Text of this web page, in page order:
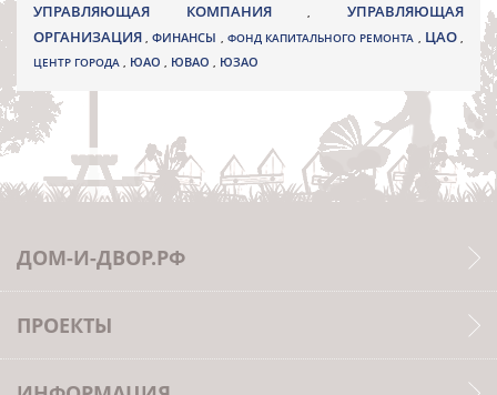
УПРАВЛЯЮЩАЯ КОМПАНИЯ,УПРАВЛЯЮЩАЯ
ОРГАНИЗАЦИЯ,ФИНАНСЫ , ФОНД КАПИТАЛЬНОГО РЕМОНТА , ЦАО,
ЦЕНТР ГОРОДА , ЮАО , ЮВАО , ЮЗАО
ДОМ-И-ДВОР.РФ
ПРОЕКТЫ